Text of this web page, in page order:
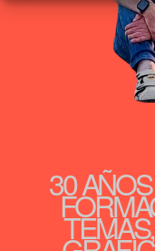
30